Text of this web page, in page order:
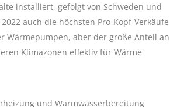
installiert, gefolgt von Schweden und
auch die höchsten Pro-Kopf-Verkäufe
Wärmepumpen, aber der große Anteil an
Klimazonen effektiv für Wärme
und Warmwasserbereitung